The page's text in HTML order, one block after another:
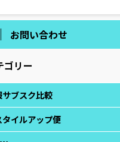
お問い合わせ
ゴリー
サブスク比較
タイルアップ便